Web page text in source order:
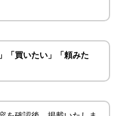
「買いたい」「頼みた